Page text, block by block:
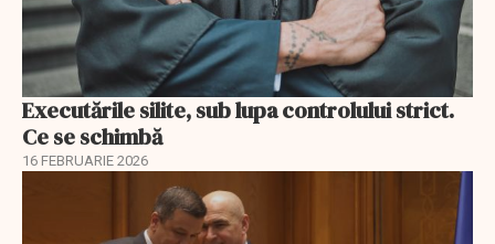
Executările silite, sub lupa controlului strict.
Ce se schimbă
16 FEBRUARIE 2026